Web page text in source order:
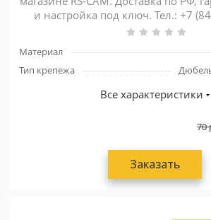
и настройка под ключ. Тел.: +7
Материал
Тип крепежа
Все характеристики
70
Заказать